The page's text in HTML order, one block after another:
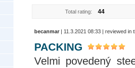
Total rating: 44
becanmar | 11.3.2021 08:33 | reviewed in
PACKING
Velmi povedený